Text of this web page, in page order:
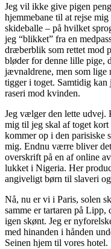
Jeg vil ikke give pigen
hjemmebane til at rejse
skideballe – på hvilket
jeg “blikket” fra en
dræberblik som rettet mod
bløder for denne lille pige,
jævnaldrene, men som lige
tigger i toget. Samtidig
raseri mod kvinden.
Jeg vælger den lette
mig til jeg skal af toget
kommer op i den parisiske
mig. Endnu værre bliver
overskrift på en af online
lukket i Nigeria. Her
angiveligt børn til slaveri
Nå, nu er vi i Paris, solen
samme er tartaren på Lipp,
igen skønt. Jeg er
med hinanden i hånden
Seinen hjem til vores hotel.